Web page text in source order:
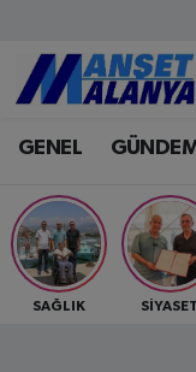
GENEL
SAĞLIK SİYASET
Antalya
Antalya
Antalya
Antalya